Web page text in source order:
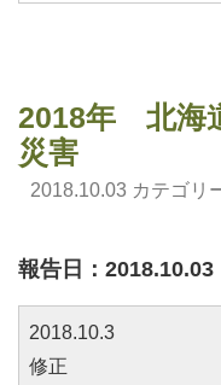
2018年 北海
災害
2018.10.03 カテゴリ
報告日：2018.10.03
2018.10.3
修正